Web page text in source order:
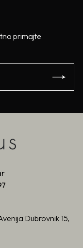
primajte
Dubrovnik 15,